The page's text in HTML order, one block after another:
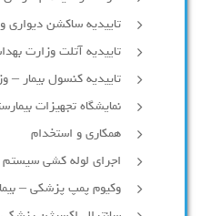
تاییدیه ساکشن دیواری
تاییدیه آتلت وزارت
تاییدیه کنسول بیمار –
نمایشگاه تجهیزات
همکاری و استخدام
اجرای لوله کشی سیستم
وکیوم پمپ پزشکی –